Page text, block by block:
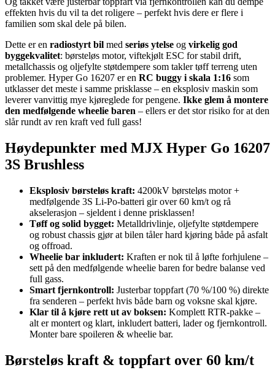
effekten hvis du vil ta det roligere – perfekt hvis dere er flere i
familien som skal dele på bilen.
Dette er en radiostyrt bil med seriøs ytelse og virkelig god
byggekvalitet: børsteløs motor, viftekjølt ESC for stabil drift,
metallchassis og oljefylte støtdempere som takler tøff terreng uten
problemer. Hyper Go 16207 er en RC buggy i skala 1:16 som
utklasser det meste i samme prisklasse – en eksplosiv maskin som
leverer vanvittig mye kjøreglede for pengene. Ikke glem å montere
den medfølgende wheelie baren – ellers er det stor risiko for at den
slår rundt av ren kraft ved full gass!
Høydepunkter med MJX Hyper Go 16207
3S Brushless
Eksplosiv børsteløs kraft: 4200kV børsteløs motor +
medfølgende 3S Li-Po-batteri gir over 60 km/t og rå
akselerasjon – sjeldent i denne prisklassen!
Tøff og solid bygget: Metalldrivlinje, oljefylte støtdempere
og robust chassis gjør at bilen tåler hard kjøring både på asfalt
og offroad.
Wheelie bar inkludert: Kraften er nok til å løfte forhjulene –
sett på den medfølgende wheelie baren for bedre balanse ved
full gass.
Smart fjernkontroll: Justerbar toppfart (70 %/100 %) direkte
fra senderen – perfekt hvis både barn og voksne skal kjøre.
Klar til å kjøre rett ut av boksen: Komplett RTR-pakke –
alt er montert og klart, inkludert batteri, lader og fjernkontroll.
Monter bare spoileren & wheelie bar.
Børsteløs kraft & toppfart over 60 km/t